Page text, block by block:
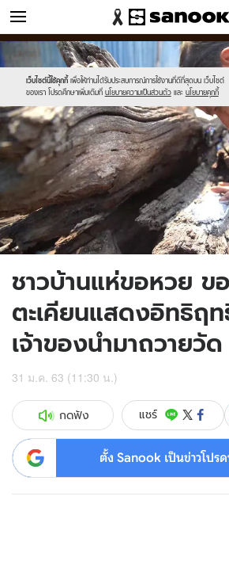
ข่าว
เว็บไซต์นี้ใช้คุกกี้ เพื่อให้ท่านได้รับประสบการณ์การใช้งานที่ดีที่สุดบน เว็บไซต์
ของเรา โปรดศึกษาเพิ่มเติมที่ นโยบายความเป็นส่วนตัว และ นโยบายคุกกี้
Sanook
//s.isanook.com/sr/0/images/logo-
new-
sanook.png
600
60
//s.isanook.com/ns/0/ud/1604/8023162/
ชาวบ้านแห่ขอหวย ข
ตะเคียนแสดงอิทธิฤ
เจ้าของนำมาถวายวัด
31 ม.ค. 63 (11:30 น.)
กดฟัง แชร์
ตั้ง Sanook เป็นข่าวโป